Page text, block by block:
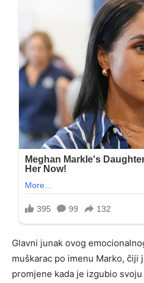
Glavni junak ovog
muškarac po imenu Marko,
promjene kada je izgubio